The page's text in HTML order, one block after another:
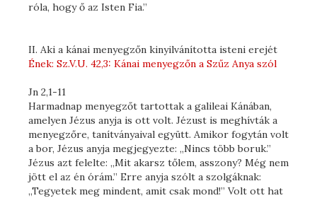
róla, hogy ő az Isten Fia.”
II. Aki a kánai menyegzőn kinyilvánította isteni erejét
Ének: Sz.V.U. 42,3: Kánai menyegzőn a Szűz Anya szól
Jn 2,1-11
Harmadnap menyegzőt tartottak a galileai Kánában,
amelyen Jézus anyja is ott volt. Jézust is meghívták a
menyegzőre, tanítványaival együtt. Amikor fogytán volt
a bor, Jézus anyja megjegyezte: „Nincs több boruk.”
Jézus azt felelte: „Mit akarsz tőlem, asszony? Még nem
jött el az én órám.” Erre anyja szólt a szolgáknak:
„Tegyetek meg mindent, amit csak mond!” Volt ott hat